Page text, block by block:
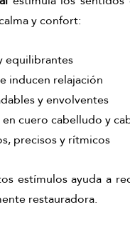
y confort:
equilibrantes
inducen relajación
y envolventes
cuero cabelludo y
precisos y rítmicos
estímulos ayuda a
restauradora.